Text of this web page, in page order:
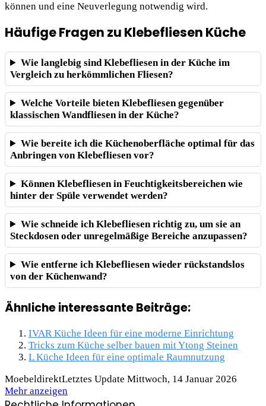
können und eine Neuverlegung notwendig wird.
Häufige Fragen zu Klebefliesen Küche
Wie langlebig sind Klebefliesen in der Küche im
Vergleich zu herkömmlichen Fliesen?
Welche Vorteile bieten Klebefliesen gegenüber
klassischen Wandfliesen in der Küche?
Wie bereite ich die Küchenoberfläche optimal für das
Anbringen von Klebefliesen vor?
Können Klebefliesen in Feuchtigkeitsbereichen wie
hinter der Spüle verwendet werden?
Wie schneide ich Klebefliesen richtig zu, um sie an
Steckdosen oder unregelmäßige Bereiche anzupassen?
Wie entferne ich Klebefliesen wieder rückstandslos
von der Küchenwand?
Ähnliche interessante Beiträge:
IVAR Küche Ideen für eine moderne Einrichtung
Tricks zum Küche selber bauen mit Ytong Steinen
L Küche Ideen für eine optimale Raumnutzung
MoebeldirektLetztes Update Mittwoch, 14 Januar 2026
Mehr anzeigen